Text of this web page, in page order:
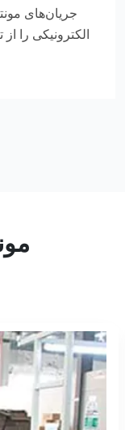
جریان‌های
الکترونیکی را